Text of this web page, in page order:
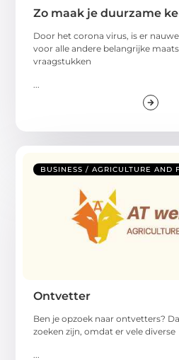
Zo maak je duurzame
Door het corona virus, is er
voor alle andere belangrijke
vraagstukken
BUSINESS / AGRICULTURE AND
Ontvetter
Ben je opzoek naar ontvetters?
zoeken zijn, omdat er vele diverse